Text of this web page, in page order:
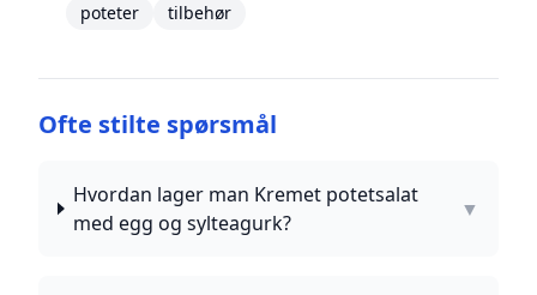
poteter
tilbehør
Ofte stilte spørsmål
Hvordan lager man Kremet potetsalat
med egg og sylteagurk?
▼